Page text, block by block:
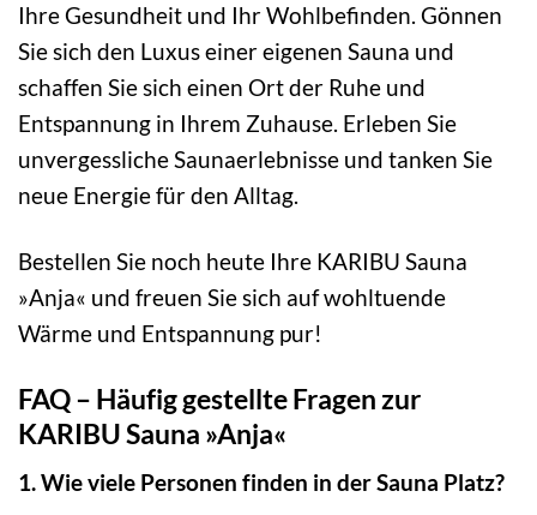
Ihre Gesundheit und Ihr Wohlbefinden. Gönnen
Sie sich den Luxus einer eigenen Sauna und
schaffen Sie sich einen Ort der Ruhe und
Entspannung in Ihrem Zuhause. Erleben Sie
unvergessliche Saunaerlebnisse und tanken Sie
neue Energie für den Alltag.
Bestellen Sie noch heute Ihre KARIBU Sauna
»Anja« und freuen Sie sich auf wohltuende
Wärme und Entspannung pur!
FAQ – Häufig gestellte Fragen zur
KARIBU Sauna »Anja«
1. Wie viele Personen finden in der Sauna Platz?